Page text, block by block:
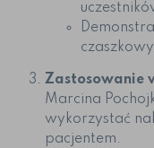
Zastosowanie
Marcina
wykorzystać
pacjentem.